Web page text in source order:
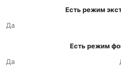
Есть режим
Да
Есть режим
Да